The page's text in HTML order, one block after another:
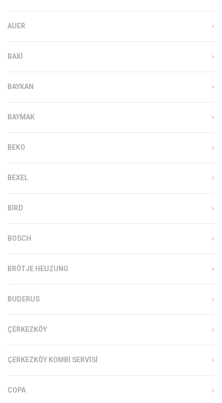
AUER
BAXI
BAYKAN
BAYMAK
BEKO
BEXEL
BIRD
BOSCH
BRÖTJE HEUZUNG
BUDERUS
ÇERKEZKÖY
ÇERKEZKÖY KOMBI SERVISI
COPA